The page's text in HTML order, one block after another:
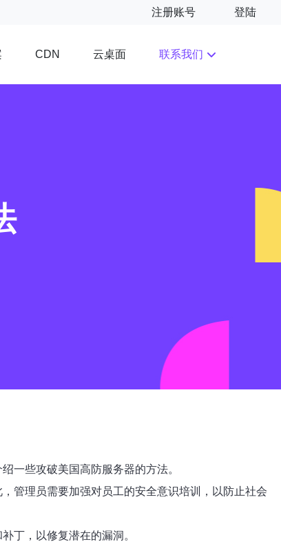
注册账号 登陆
CDN 云桌面 联系我们
一些攻破美国高防服务器的方法。
管理员需要加强对员工的安全意识培训，以防止社会
丁，以修复潜在的漏洞。